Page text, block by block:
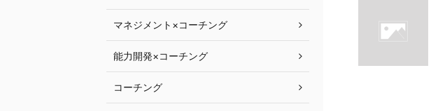
マネジメント×コーチング
能力開発×コーチング
コーチング